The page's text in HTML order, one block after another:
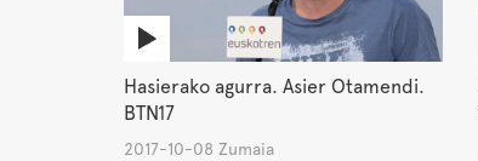
Hasierako agurra. Asier Otamendi.
BTN17
2017-10-08 Zumaia